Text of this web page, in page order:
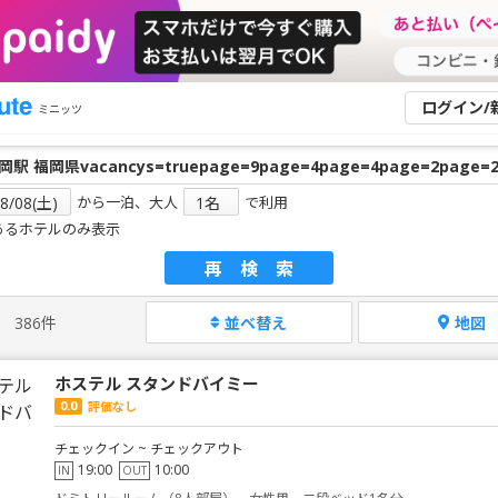
ミニッツ ログイン/
から一泊、大人
で利用
るホテルのみ表示
再検索
386件 並べ替え 地図
ホステル スタンドバイミー
0.0 評価なし
チェックイン ~ チェックアウト
IN 19:00 OUT 10:00